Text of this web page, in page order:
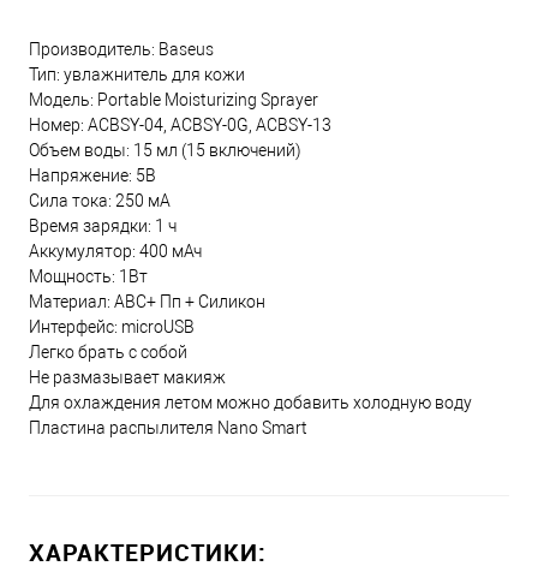
Производитель: Baseus
Тип: увлажнитель для кожи
Модель: Portable Moisturizing Sprayer
Номер: ACBSY-04, ACBSY-0G, ACBSY-13
Объем воды: 15 мл (15 включений)
Напряжение: 5В
Сила тока: 250 мА
Время зарядки: 1 ч
Аккумулятор: 400 мАч
Мощность: 1Вт
Материал: ABC+ Пп + Силикон
Интерфейс: microUSB
Легко брать с собой
Не размазывает макияж
Для охлаждения летом можно добавить холодную воду
Пластина распылителя Nano Smart
ХАРАКТЕРИСТИКИ: